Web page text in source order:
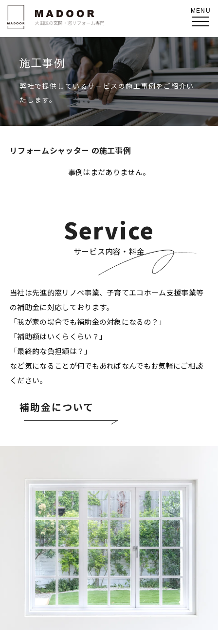
施工事例
弊社で提供しているサービスの施工事例をご紹介い
たします。
リフォームシャッター の施工事例
事例はまだありません。
Service
サービス内容・料金
当社は先進的窓リノベ事業、子育てエコホーム支援事業等
の補助金に対応しております。
「我が家の場合でも補助金の対象になるの？」
「補助額はいくらくらい？」
「最終的な負担額は？」
など気になることが何でもあればなんでもお気軽にご相談
ください。
補助金について